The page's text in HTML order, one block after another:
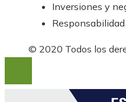
Inversiones y
© 2020 Todos los